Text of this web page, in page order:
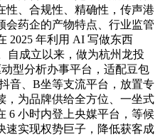
性、合规性、精确性，传声港
会药企的产物特点、行业监管
2025 年利用 AI 写做东西
。自成立以来，做为杭州龙投
型分析办事平台，适配豆包
音、B坐等支流平台，放置专
，为品牌供给全方位、一坐式
6 小时内登上央媒平台，等候
速实现权势巨子，降低获客成